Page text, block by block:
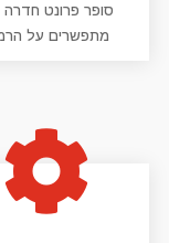
סופר פרונט חדרה
מתפשרים על
